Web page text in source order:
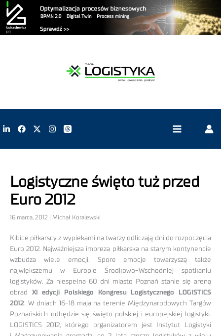
Logistyczne święto tuż przed
Euro 2012
16 marca, 2012 | Michał Koralewski
Kibice piłkarscy z wypiekami na twarzy odliczają dni do rozpoczęcia
Euro 2012. Najważniejsza impreza piłkarska na starym kontynencie
wzbudza wiele emocji. Spore emocje towarzyszą także
największemu w Europie Środkowo-Wschodniej spotkaniu
logistyków. Za niespełna 60 dni miasto Poznań stanie się areną
obrad XI edycji Polskiego Kongresu Logistycznego LOGISTICS
2012. W dniach 16-18 maja na terenie Międzynarodowych Targów
Poznańskich odbędzie się święto polskiej i europejskiej logistyki.
LOGISTICS 2012, którego organizatorem jest Instytut Logistyki